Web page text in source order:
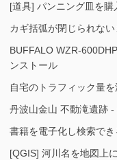
[道具] パンニング皿を購
カギ括弧が閉じられな
BUFFALO WZR-
ンストール
自宅のトラフィック量を
丹波山金山 不動滝遺跡
書籍を電子化し検索でき
[QGIS] 河川名を地図上